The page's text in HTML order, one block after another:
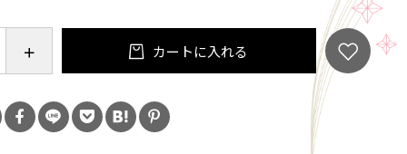
食卓に上がるように。をコンセプトに燻製専門店を
paceが丹精を込めて手作業で素材ごとに、チップ(ウ
め合わせ』は、人気のお品を手軽に楽しんで頂け
ております。
カートに入れる